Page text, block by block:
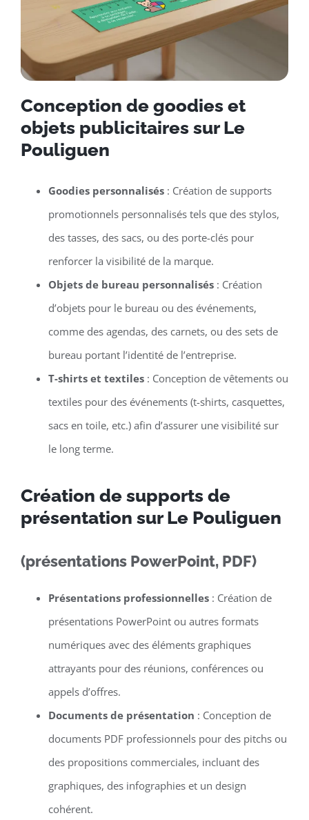
Conception de goodies et
objets publicitaires sur Le
Pouliguen
Goodies personnalisés: Création de supports
promotionnels personnalisés tels que des stylos,
des tasses, des sacs, ou des porte-clés pour
renforcer la visibilité de la marque.
Objets de bureau personnalisés: Création
d’objets pour le bureau ou des événements,
comme des agendas, des carnets, ou des sets de
bureau portant l’identité de l’entreprise.
T-shirts et textiles: Conception de vêtements ou
textiles pour des événements (t-shirts, casquettes,
sacs en toile, etc.) afin d’assurer une visibilité sur
le long terme.
Création de supports de
présentation sur Le Pouliguen
(présentations PowerPoint, PDF)
Présentations professionnelles: Création de
présentations PowerPoint ou autres formats
numériques avec des éléments graphiques
attrayants pour des réunions, conférences ou
appels d’offres.
Documents de présentation : Conception de
documents PDF professionnels pour des pitchs ou
des propositions commerciales, incluant des
graphiques, des infographies et un design
cohérent.